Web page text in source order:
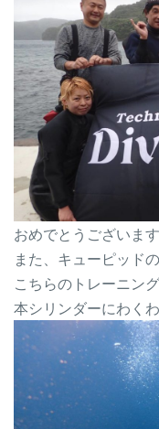
おめでとうございます
また、キューピッド
こちらのトレーニン
本シリンダーにわく